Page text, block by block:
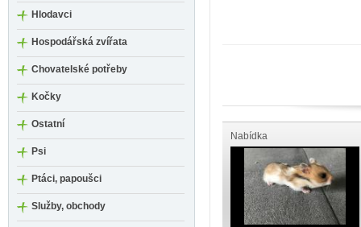
Hlodavci
Hospodářská zvířata
Chovatelské potřeby
Kočky
Ostatní
Psi
Ptáci, papoušci
Služby, obchody
Nabídka